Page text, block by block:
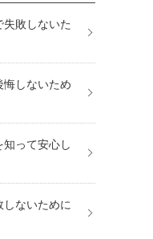
敗しないた
悔しないため
って安心し
ないために